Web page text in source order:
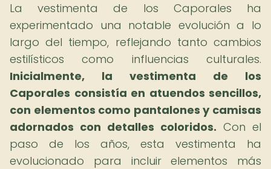
La vestimenta de los Caporales ha
experimentado una notable evolución a lo
largo del tiempo, reflejando tanto cambios
estilísticos como influencias culturales.
Inicialmente, la vestimenta de los
Caporales consistía en atuendos sencillos,
con elementos como pantalones y camisas
adornados con detalles coloridos. Con el
paso de los años, esta vestimenta ha
evolucionado para incluir elementos más